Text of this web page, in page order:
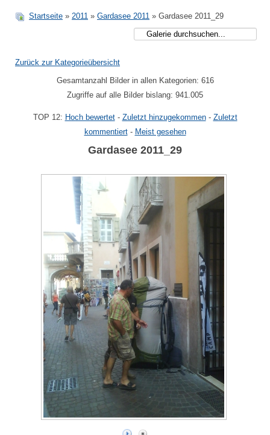
Startseite » 2011 » Gardasee 2011 » Gardasee 2011_29
Zurück zur Kategorieübersicht
Gesamtanzahl Bilder in allen Kategorien: 616
Zugriffe auf alle Bilder bislang: 941.005
TOP 12: Hoch bewertet- Zuletzt hinzugekommen- Zuletzt
kommentiert- Meist gesehen
Gardasee 2011_29